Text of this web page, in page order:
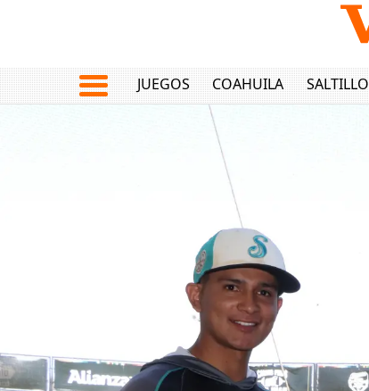
JUEGOS COAHUILA SALTILLO